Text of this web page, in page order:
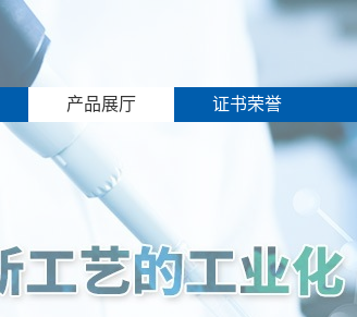
产品展厅 证书荣誉